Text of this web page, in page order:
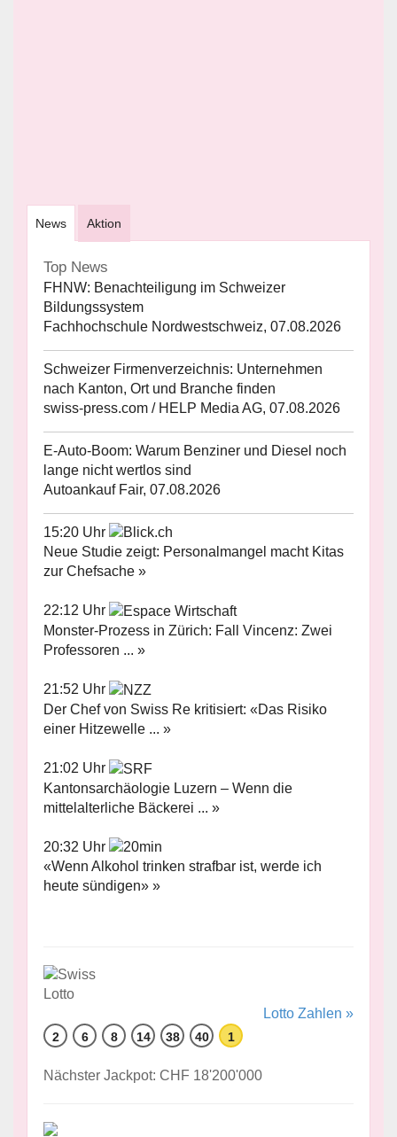
News Aktion
Top News
FHNW: Benachteiligung im Schweizer
Bildungssystem
Fachhochschule Nordwestschweiz, 07.08.2026
Schweizer Firmenverzeichnis: Unternehmen
nach Kanton, Ort und Branche finden
swiss-press.com / HELP Media AG, 07.08.2026
E-Auto-Boom: Warum Benziner und Diesel noch
lange nicht wertlos sind
Autoankauf Fair, 07.08.2026
15:20 Uhr
Neue Studie zeigt: Personalmangel macht Kitas
zur Chefsache »
22:12 Uhr
Monster-Prozess in Zürich: Fall Vincenz: Zwei
Professoren ... »
21:52 Uhr
Der Chef von Swiss Re kritisiert: «Das Risiko
einer Hitzewelle ... »
21:02 Uhr
Kantonsarchäologie Luzern – Wenn die
mittelalterliche Bäckerei ... »
20:32 Uhr
«Wenn Alkohol trinken strafbar ist, werde ich
heute sündigen» »
Lotto Zahlen »
2 6 8 14 38 40 1
Nächster Jackpot: CHF 18'200'000